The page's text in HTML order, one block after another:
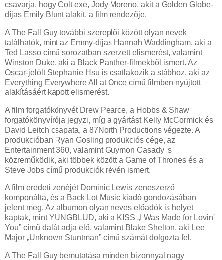
csavarja, hogy Colt exe, Jody Moreno, akit a Golden Globe-
díjas Emily Blunt alakít, a film rendezője.
A The Fall Guy további szereplői között olyan nevek
találhatók, mint az Emmy-díjas Hannah Waddingham, aki a
Ted Lasso című sorozatban szerzett elismerést, valamint
Winston Duke, aki a Black Panther-filmekből ismert. Az
Oscar-jelölt Stephanie Hsu is csatlakozik a stábhoz, aki az
Everything Everywhere All at Once című filmben nyújtott
alakításáért kapott elismerést.
A film forgatókönyvét Drew Pearce, a Hobbs & Shaw
forgatókönyvírója jegyzi, míg a gyártást Kelly McCormick és
David Leitch csapata, a 87North Productions végezte. A
produkcióban Ryan Gosling produkciós cége, az
Entertainment 360, valamint Guymon Casady is
közreműködik, aki többek között a Game of Thrones és a
Steve Jobs című produkciók révén ismert.
A film eredeti zenéjét Dominic Lewis zeneszerző
komponálta, és a Back Lot Music kiadó gondozásában
jelent meg. Az albumon olyan neves előadók is helyet
kaptak, mint YUNGBLUD, aki a KISS „I Was Made for Lovin'
You” című dalát adja elő, valamint Blake Shelton, aki Lee
Major „Unknown Stuntman” című számát dolgozta fel.
A The Fall Guy bemutatása minden bizonnyal nagy